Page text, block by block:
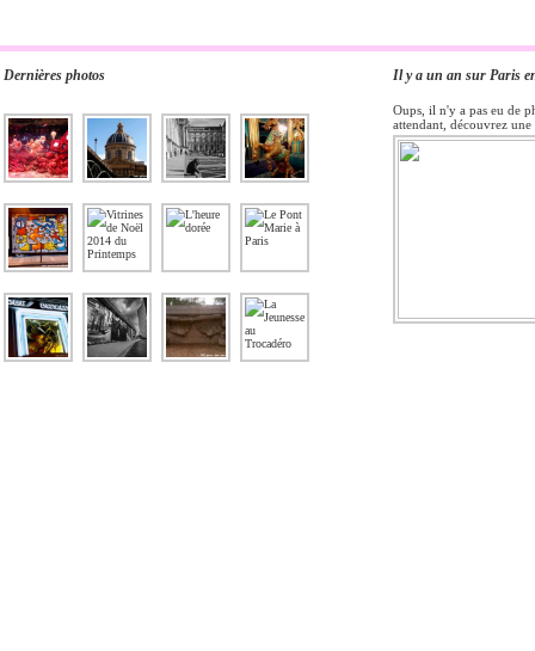
Dernières photos Il y a un an sur Paris
Oups, il n'y a pas eu de
attendant, découvrez